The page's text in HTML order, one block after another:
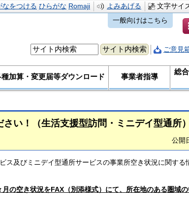
なをつける ひらがな Romaji よみあげる 文字サイ
一般向けはこちら
ご意見
種加算・変更届等ダウンロード 事業者指導
総
い！（生活支援型訪問・ミニデイ型通所）
公開
ス及びミニデイ型通所サービスの事業所空き状況に関する
の空き状況をFAX（別添様式）にて、所在地のある圏域